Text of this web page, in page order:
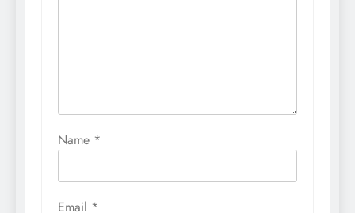
Name *
Email *